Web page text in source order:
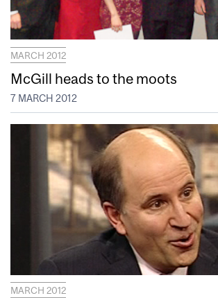
MARCH 2012
McGill heads to the moots
7 MARCH 2012
MARCH 2012